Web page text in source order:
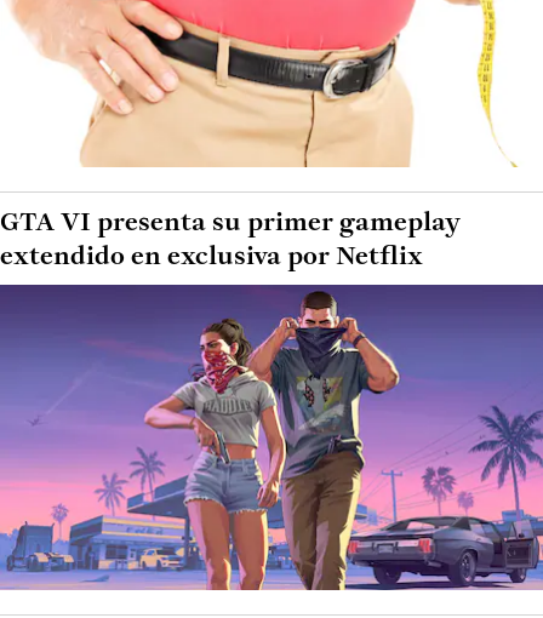
GTA VI presenta su primer gameplay
extendido en exclusiva por Netflix